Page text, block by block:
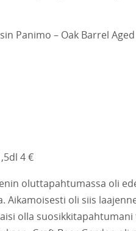
Panimo – Oak Barrel
4 €
oluttapahtumassa oli
oli siis
olla suosikkitapahtumani